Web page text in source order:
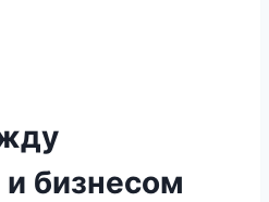
бизнесом